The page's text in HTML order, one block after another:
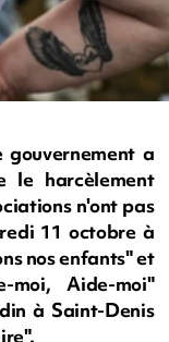
gouvernement a
le harcèlement
n'ont pas
11 octobre à
nos enfants" et
moi, Aide-moi"
à Saint-Denis